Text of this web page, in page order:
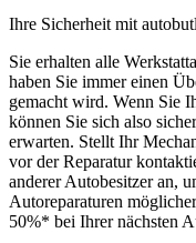
Ihre Sicherheit mit
Sie erhalten alle
haben Sie immer einen
gemacht wird. Wenn Sie
können Sie sich also
erwarten. Stellt Ihr
vor der Reparatur
anderer Autobesitzer an,
Autoreparaturen
50%* bei Ihrer nächsten